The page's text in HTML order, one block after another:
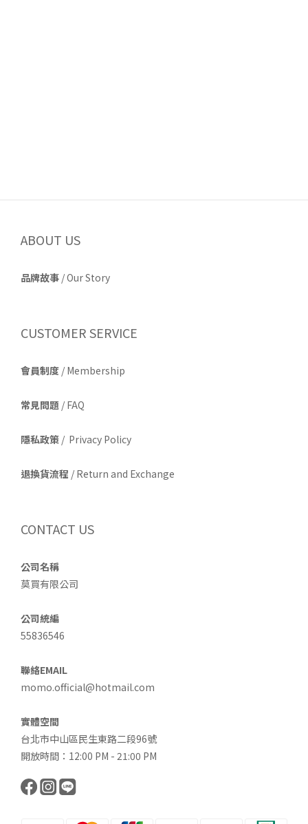
ABOUT US
品牌故事 /Our Story
CUSTOMER SERVICE
會員制度 / Membership
常見問題 / FAQ
隱私政策 / Privacy Policy
退換貨流程 / Return and Exchange
CONTACT US
公司名稱
莫買有限公司
公司統編
55836546
聯絡EMAIL
momo.official@hotmail.com
實體空間
台北市中山區民生東路二段96號
開放時間：12:00 PM - 21:00 PM